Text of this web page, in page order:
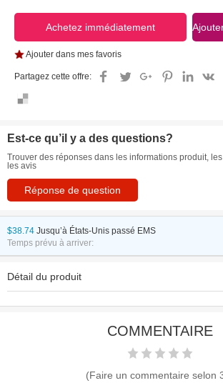
Ajouter dans mes favoris
Partagez cette offre:
Est-ce qu’il y a des questions?
Trouver des réponses dans les informations produit,
les avis
Réponse de question
$38.74 Jusqu’à États-Unis passé EMS
Temps prévu à arriver:
Détail du produit
COMMENTAIRE
(Faire un commentaire selon